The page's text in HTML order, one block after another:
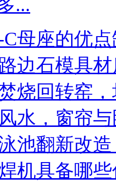
...
C母座的优
边石模具
烧回转窑
水，窗帘
池翻新改
机具备哪